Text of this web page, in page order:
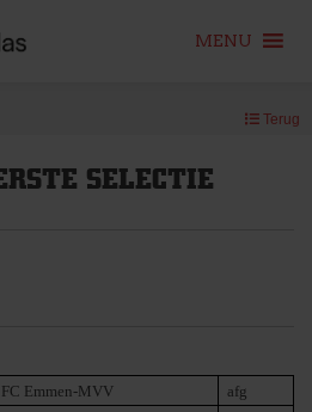
MENU
Terug
SELECTIE
FC Emmen-MVV
afg